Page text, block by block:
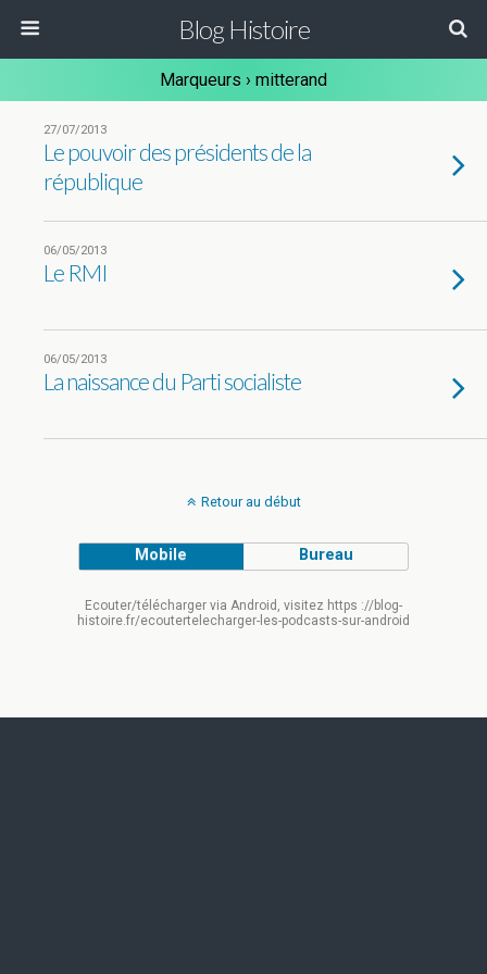
Blog Histoire
Marqueurs › mitterand
27/07/2013
Le pouvoir des présidents de la
république
06/05/2013
Le RMI
06/05/2013
La naissance du Parti socialiste
Retour au début
Mobile Bureau
Ecouter/télécharger via Android, visitez https ://blog-
histoire.fr/ecoutertelecharger-les-podcasts-sur-android